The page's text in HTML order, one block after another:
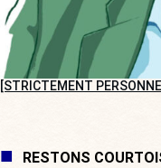
[STRICTEMENT
RESTONS